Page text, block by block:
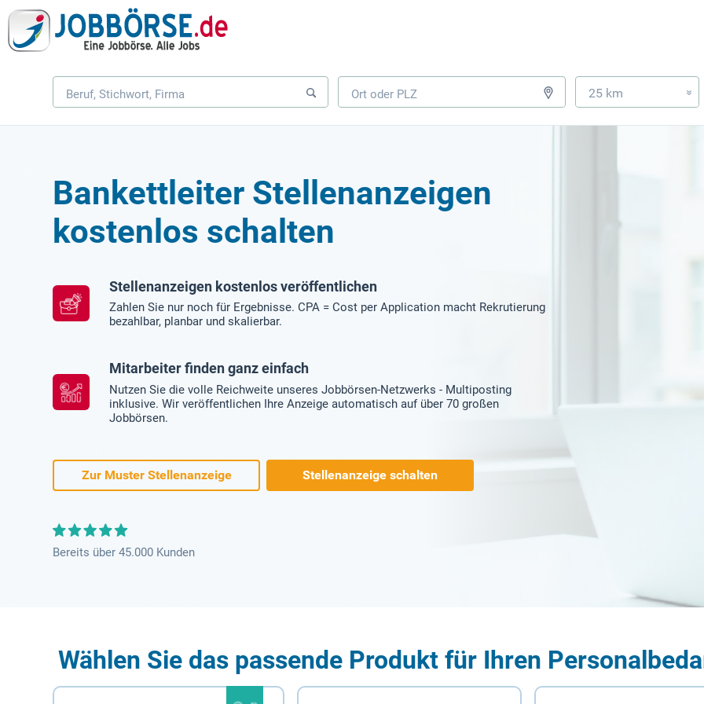
25 km »
Bankettleiter Stellenanzeigen
kostenlos schalten
Stellenanzeigen kostenlos veröffentlichen
Zahlen Sie nur noch für Ergebnisse. CPA = Cost per Application macht Rekrutierung
bezahlbar, planbar und skalierbar.
Mitarbeiter finden ganz einfach
Nutzen Sie die volle Reichweite unseres Jobbörsen-Netzwerks - Multiposting
inklusive. Wir veröffentlichen Ihre Anzeige automatisch auf über 70 großen
Jobbörsen.
Zur Muster Stellenanzeige Stellenanzeige schalten
Bereits über 45.000 Kunden
Wählen Sie das passende Produkt für Ihren